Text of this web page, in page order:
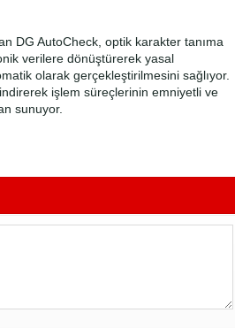
DG AutoCheck, optik karakter tanıma
verilere dönüştürerek yasal
olarak gerçekleştirilmesini sağlıyor.
işlem süreçlerinin emniyetli ve
sunuyor.